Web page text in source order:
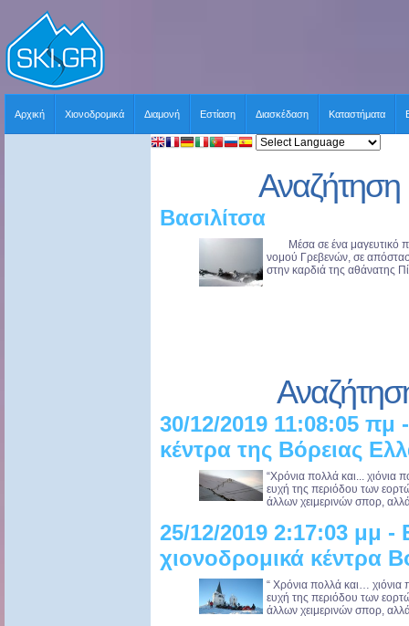
Αρχική Χιονοδρομικά Διαμονή Εστίαση Διασκέδαση Καταστήματα
Αναζήτηση
Βασιλίτσα
Μέσα σε ένα μαγευτικό
νομού Γρεβενών, σε
στην καρδιά της αθάνατης
30/12/2019 11:08:05 πμ
κέντρα της Βόρειας
“Χρόνια πολλά και... χιόνια
ευχή της περιόδου των
άλλων χειμερινών σπορ,
25/12/2019 2:17:03 μμ -
χιονοδρομικά κέντρα
“ Χρόνια πολλά και… χιόνια
ευχή της περιόδου των
άλλων χειμερινών σπορ,